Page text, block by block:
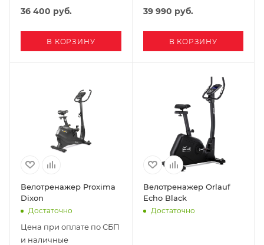
36 400 руб.
В КОРЗИНУ
39 990 руб.
В КОРЗИНУ
Велотренажер Proxima
Dixon
Достаточно
Цена при оплате по СБП
и наличные
Велотренажер Orlauf
Echo Black
Достаточно